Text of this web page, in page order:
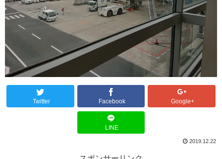
Twitter Facebook Google+
LINE
2019.12.22